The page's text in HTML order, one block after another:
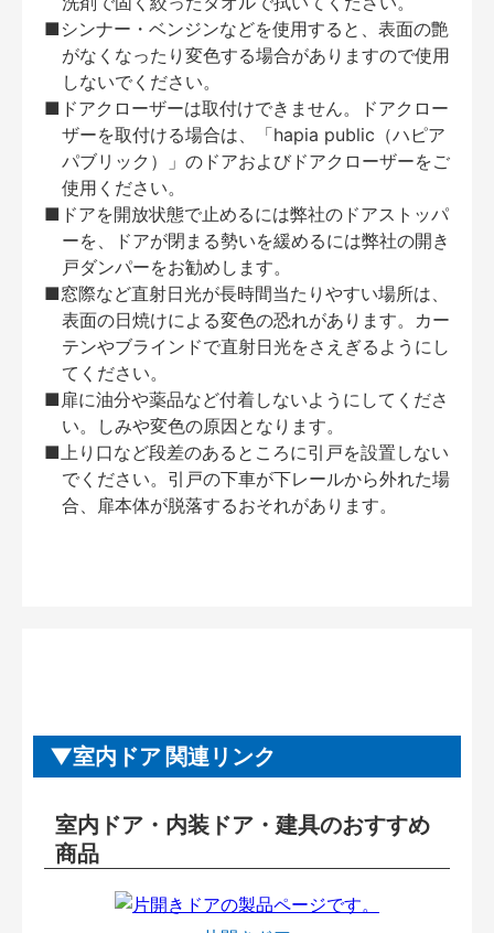
■シンナー・ベンジンなどを使用すると、表面の艶
がなくなったり変色する場合がありますので使用
しないでください。
■ドアクローザーは取付けできません。ドアクロー
ザーを取付ける場合は、「hapia public（ハピア
パブリック）」のドアおよびドアクローザーをご
使用ください。
■ドアを開放状態で止めるには弊社のドアストッパ
ーを、ドアが閉まる勢いを緩めるには弊社の開き
戸ダンパーをお勧めします。
■窓際など直射日光が長時間当たりやすい場所は、
表面の日焼けによる変色の恐れがあります。カー
テンやブラインドで直射日光をさえぎるようにし
てください。
■扉に油分や薬品など付着しないようにしてくださ
い。しみや変色の原因となります。
■上り口など段差のあるところに引戸を設置しない
でください。引戸の下車が下レールから外れた場
合、扉本体が脱落するおそれがあります。
室内ドア 関連リンク
室内ドア・内装ドア・建具のおすすめ
商品